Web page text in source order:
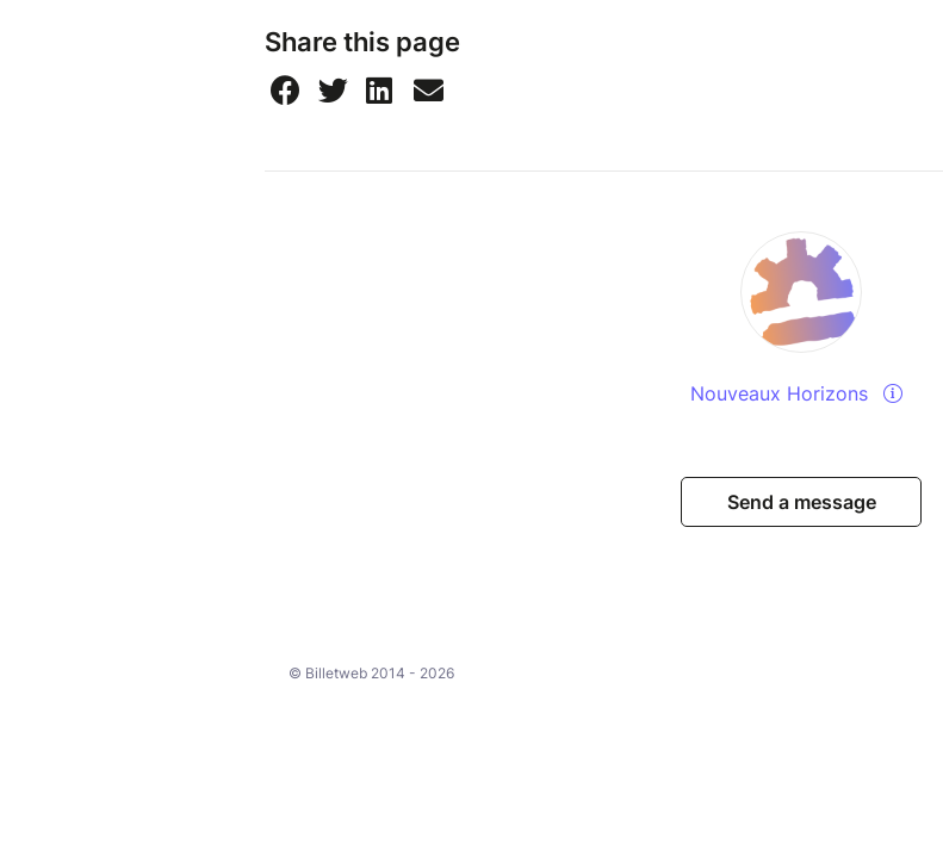
Share this page
Nouveaux Horizons
Send a message
© Billetweb 2014 - 2026